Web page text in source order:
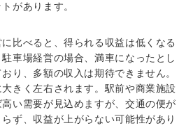
があります。
比べると、得られる収益は低くなる
車場経営の場合、満車になったとし
り、多額の収入は期待できません。
きく左右されます。駅前や商業施設
い需要が見込めますが、交通の便が
ず、収益が上がらない可能性があり